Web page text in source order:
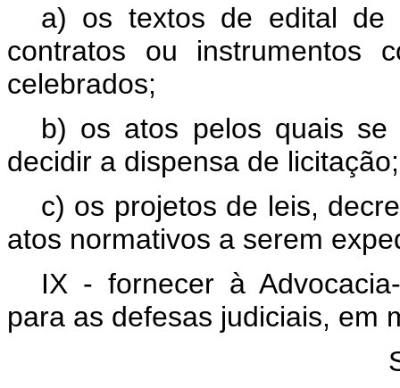
a) os textos de edital de
contratos ou instrumentos
celebrados;
b) os atos pelos quais se
decidir a dispensa de licitação;
c) os projetos de leis,
atos normativos a serem
IX - fornecer à
para as defesas judiciais, em